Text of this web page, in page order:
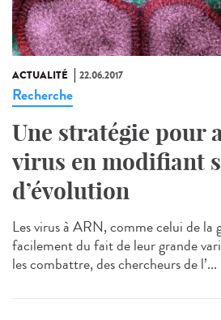
ACTUALITÉ 22.06.2017
Recherche
Une stratégie pour
virus en modifiant
d’évolution
Les virus à ARN, comme celui de la
facilement du fait de leur grande
les combattre, des chercheurs de l’...